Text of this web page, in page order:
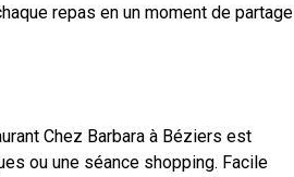
repas en un moment de partage
Chez Barbara à Béziers est
ou une séance shopping. Facile